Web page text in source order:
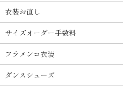
衣装お直し
サイズオーダー手数料
フラメンコ衣装
ダンスシューズ